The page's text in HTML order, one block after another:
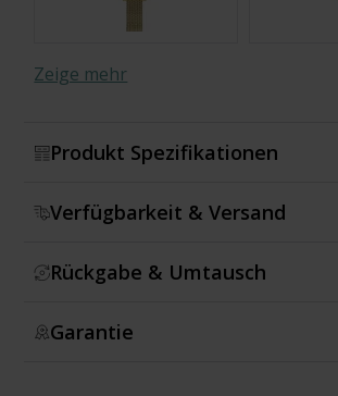
Zeige mehr
Produkt Spezifikationen
Verfügbarkeit & Versand
Rückgabe & Umtausch
Garantie